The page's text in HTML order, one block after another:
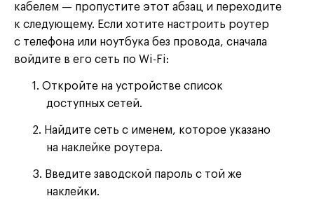
кабелем — пропустите этот абзац и переходите
к следующему. Если хотите настроить роутер
с телефона или ноутбука без провода, сначала
войдите в его сеть по Wi-Fi:
1. Откройте на устройстве список
доступных сетей.
2. Найдите сеть с именем, которое указано
на наклейке роутера.
3. Введите заводской пароль с той же
наклейки.